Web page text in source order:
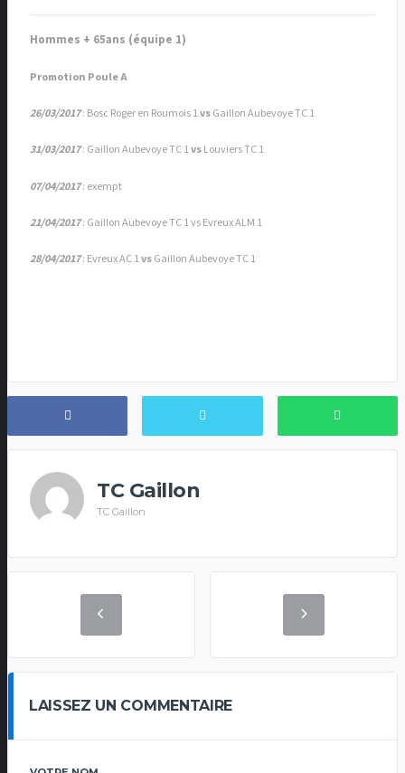
Hommes + 65ans (équipe 1)
Promotion Poule A
26/03/2017: Bosc Roger en Roumois 1vsGaillon Aubevoye TC 1
31/03/2017: Gaillon Aubevoye TC 1vsLouviersTC 1
07/04/2017: exempt
21/04/2017: Gaillon Aubevoye TC 1 vs Evreux ALM 1
28/04/2017: Evreux AC 1vsGaillon Aubevoye TC 1
TC Gaillon
TC Gaillon
LAISSEZ UN COMMENTAIRE